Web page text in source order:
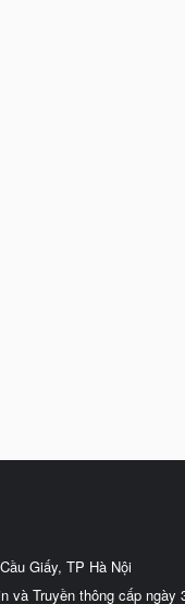
Giấy, TP Hà Nội
và Truyền thông cấp ngày